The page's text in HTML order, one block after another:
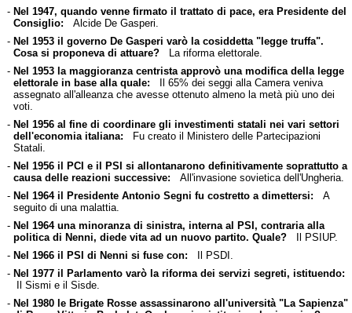
- Nel 1947, quando venne firmato il trattato di pace, era Presidente del
Consiglio: Alcide De Gasperi.
- Nel 1953 il governo De Gasperi varò la cosiddetta "legge truffa".
Cosa si proponeva di attuare?La riforma elettorale.
- Nel 1953 la maggioranza centrista approvò una modifica della legge
elettorale in base alla quale: Il 65% dei seggi alla Camera veniva
assegnato all'alleanza che avesse ottenuto almeno la metà più uno dei
voti.
- Nel 1956 al fine di coordinare gli investimenti statali nei vari settori
dell'economia italiana: Fu creato il Ministero delle Partecipazioni
Statali.
- Nel 1956 il PCI e il PSI si allontanarono definitivamente soprattutto a
causa delle reazioni successive: All'invasione sovietica dell'Ungheria.
- Nel 1964 il Presidente Antonio Segni fu costretto a dimettersi: A
seguito di una malattia.
- Nel 1964 una minoranza di sinistra, interna al PSI, contraria alla
politica di Nenni, diede vita ad un nuovo partito. Quale?Il PSIUP.
- Nel 1966 il PSI di Nenni si fuse con: Il PSDI.
- Nel 1977 il Parlamento varò la riforma dei servizi segreti, istituendo:
Il Sismi e il Sisde.
- Nel 1980 le Brigate Rosse assassinarono all'università "La Sapienza"